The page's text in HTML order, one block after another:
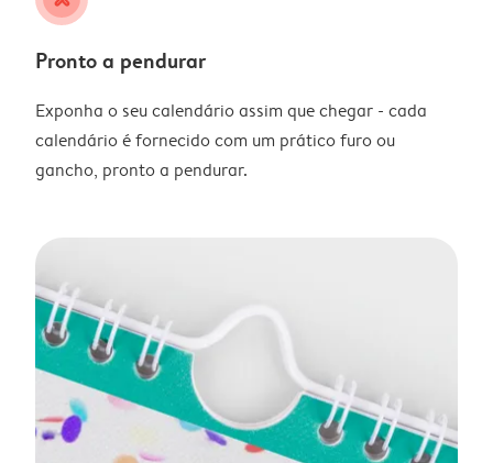
Pronto a pendurar
Exponha o seu calendário assim que chegar - cada
calendário é fornecido com um prático furo ou
gancho, pronto a pendurar.